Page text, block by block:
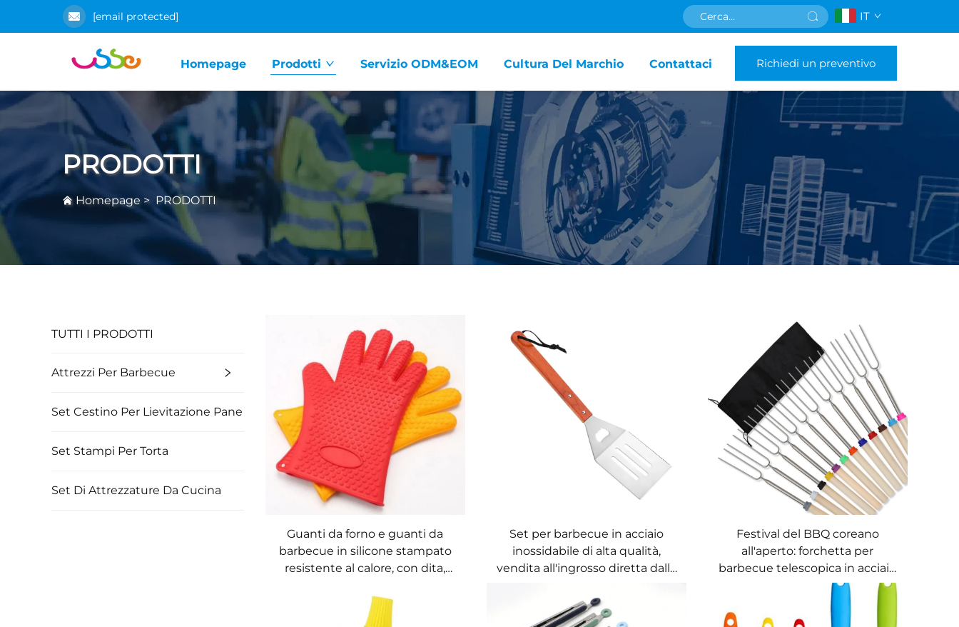
[email protected] IT
Homepage Prodotti Servizio ODM&EOM Cultura Del Marchio Contattaci Richiedi un preventivo
PRODOTTI
Homepage > PRODOTTI
TUTTI I PRODOTTI
Attrezzi Per Barbecue
Set Cestino Per Lievitazione Pane
Set Stampi Per Torta
Set Di Attrezzature Da Cucina
Guanti da forno e guanti da
barbecue in silicone stampato
resistente al calore, con dita,
cottura e pasticceria
Set per barbecue in acciaio
inossidabile di alta qualità,
vendita all'ingrosso diretta dalla
barbecue, design minimalista,
lavabile in lavastoviglie, per uso
Festival del BBQ coreano
all'aperto: forchetta per
barbecue telescopica in acciaio
inossidabile lucidato, a forma di
U, con manico in legno e
spiedini portatili